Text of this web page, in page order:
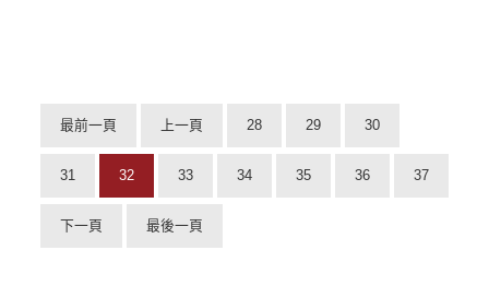
最前一頁 上一頁 28 29 30
31 32 33 34 35 36 37
下一頁 最後一頁